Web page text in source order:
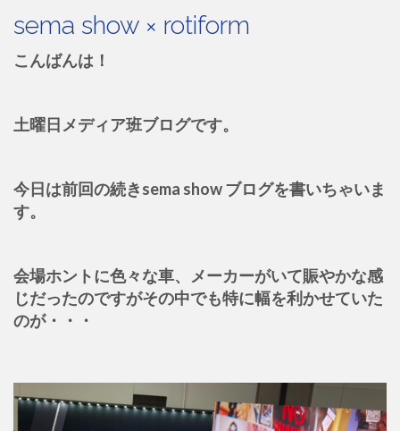
sema show × rotiform
こんばんは！
土曜日メディア班ブログです。
今日は前回の続きsema show ブログを書いちゃいま
す。
会場ホントに色々な車、メーカーがいて賑やかな感
じだったのですがその中でも特に幅を利かせていた
のが・・・